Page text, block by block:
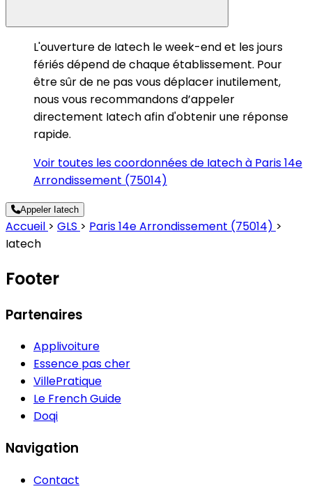
L'ouverture de Iatech le week-end et les jours
fériés dépend de chaque établissement. Pour
être sûr de ne pas vous déplacer inutilement,
nous vous recommandons d’appeler
directement Iatech afin d'obtenir une réponse
rapide.
Voir toutes les coordonnées de Iatech à Paris 14e
Arrondissement (75014)
Appeler Iatech
Accueil > GLS > Paris 14e Arrondissement (75014) >
Iatech
Footer
Partenaires
Applivoiture
Essence pas cher
VillePratique
Le French Guide
Doqi
Navigation
Contact